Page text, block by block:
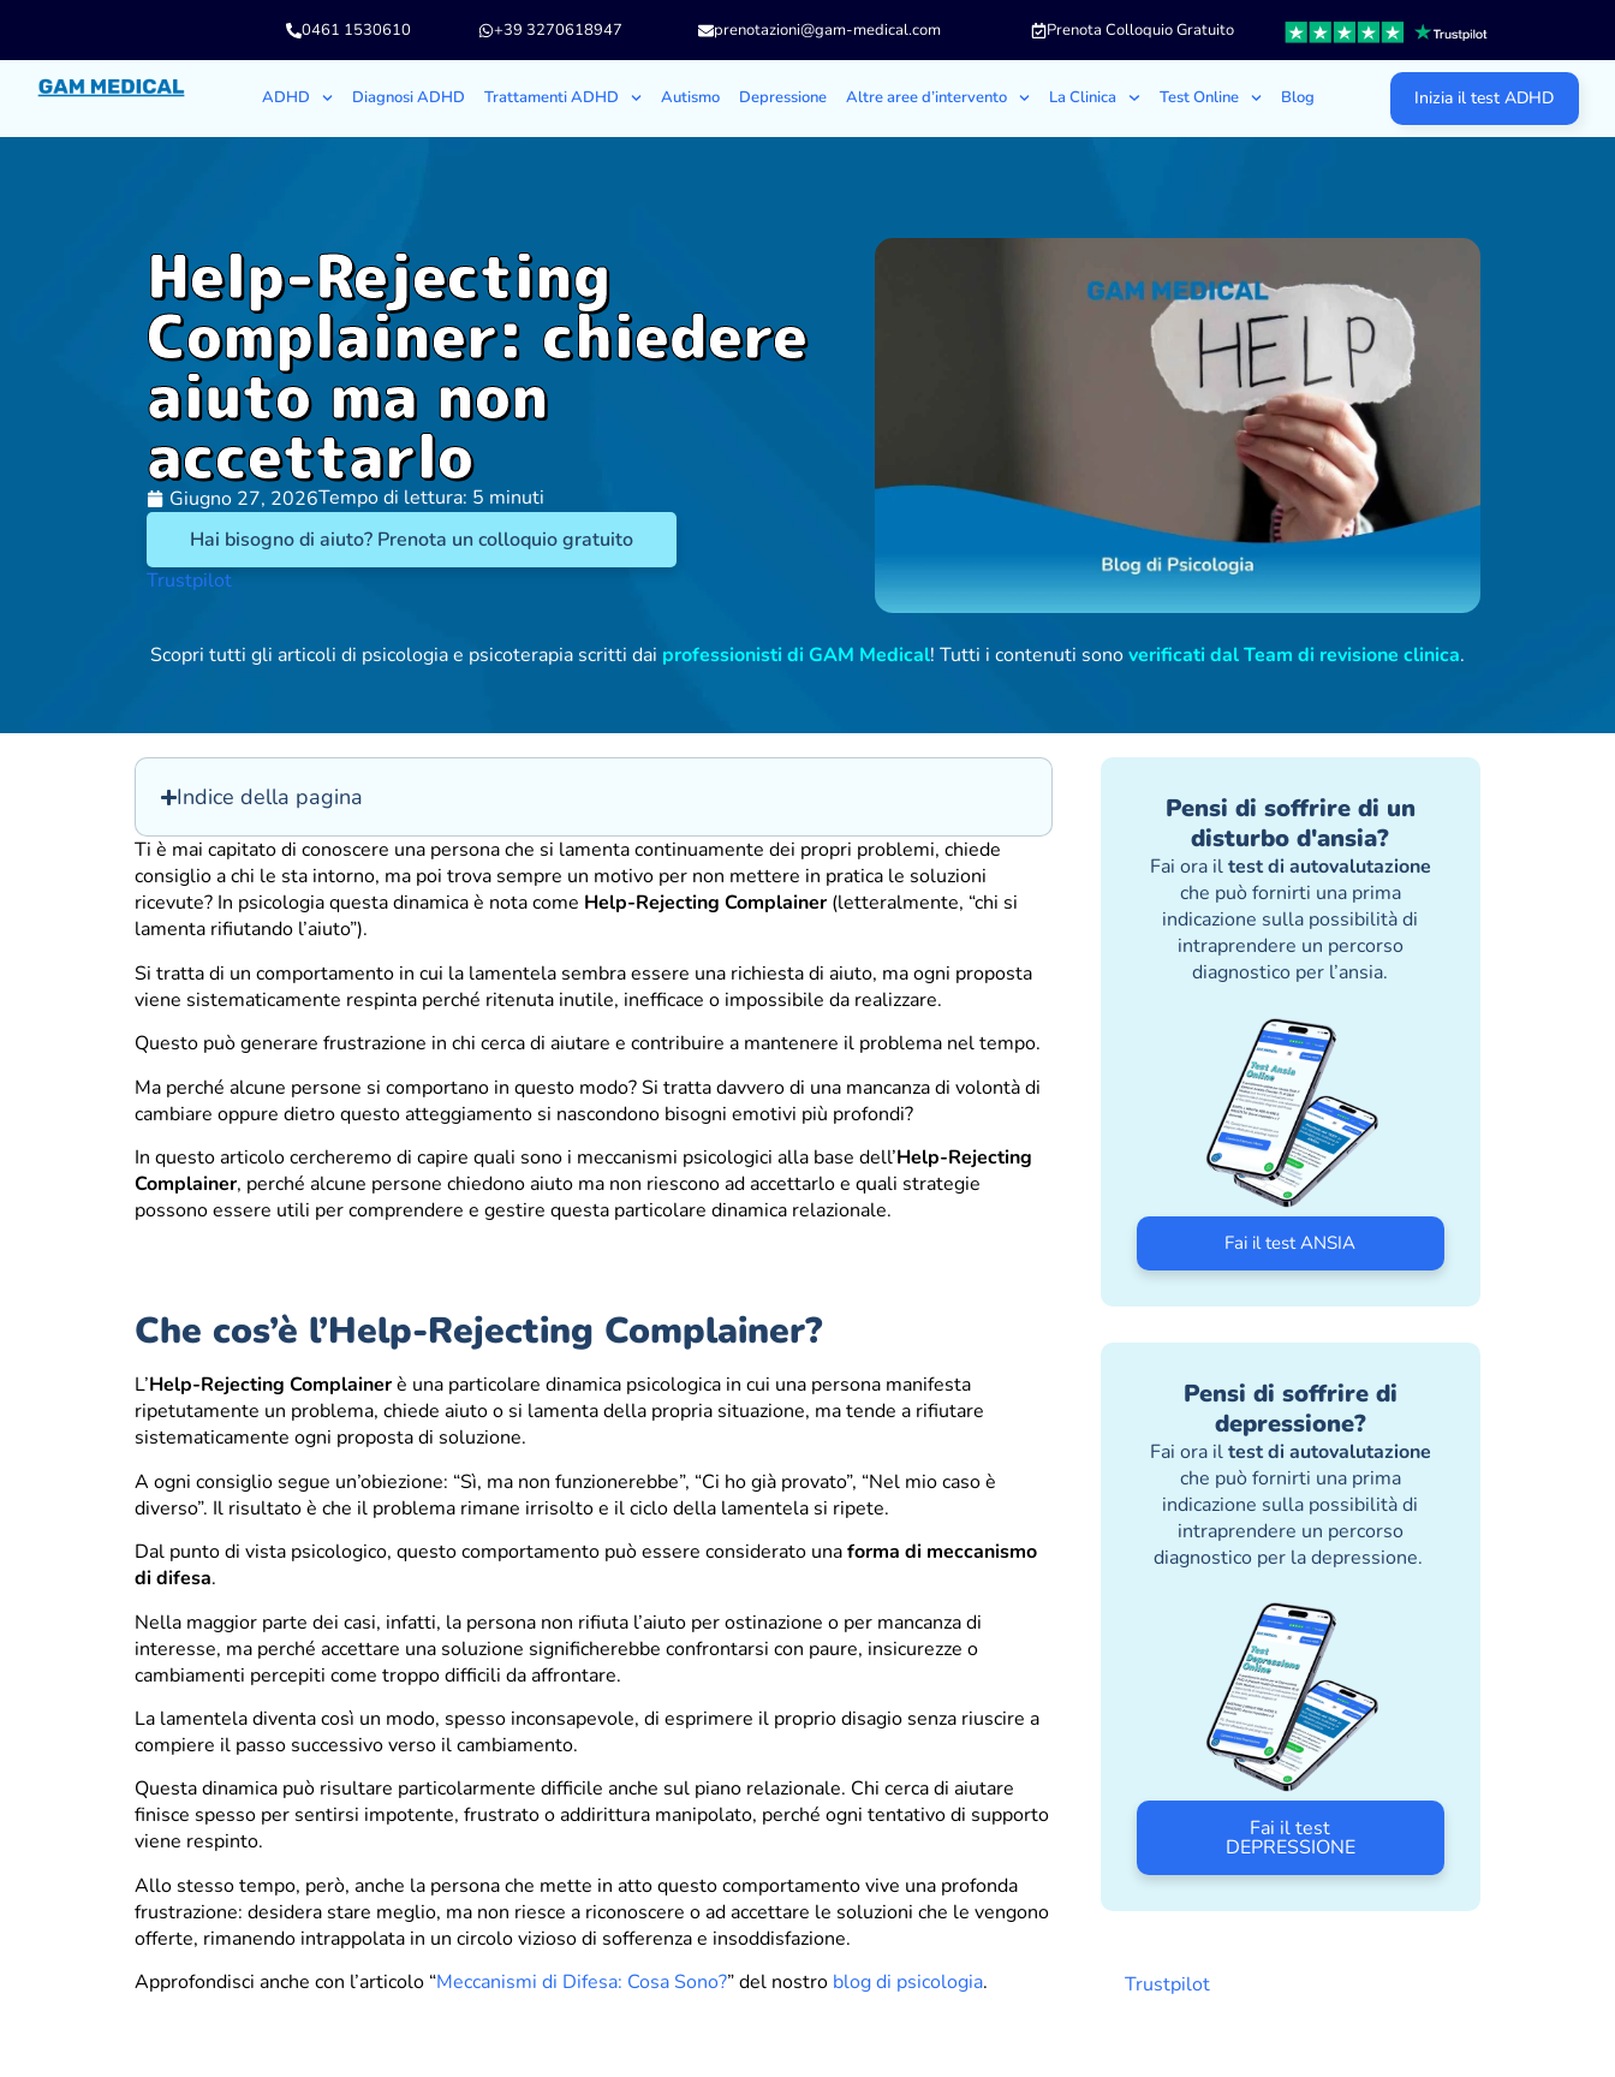
0461 1530610 +39 3270618947 prenotazioni@gam-medical.com Prenota Colloquio Gratuito
ADHD Diagnosi ADHD Trattamenti ADHD Autismo Depressione Altre aree d’intervento La Clinica Test Online Blog Inizia il test ADHD
Help-Rejecting
Complainer: chiedere
aiuto ma non
accettarlo
Giugno 27, 2026Tempo di lettura: 5 minuti
Hai bisogno di aiuto? Prenota un colloquio gratuito
Trustpilot
Scopri tutti gli articoli di psicologia e psicoterapia scritti dai professionisti di GAM Medical! Tutti i contenuti sonoverificati dal Team di revisione clinica.
Indice della pagina
Ti è mai capitato di conoscere una persona che si lamenta continuamente dei propri problemi, chiede
consiglio a chi le sta intorno, ma poi trova sempre un motivo per non mettere in pratica le soluzioni
ricevute? In psicologia questa dinamica è nota come Help-Rejecting Complainer(letteralmente, “chi si
lamenta rifiutando l’aiuto”).
Si tratta di un comportamento in cui la lamentela sembra essere una richiesta di aiuto, ma ogni proposta
viene sistematicamente respinta perché ritenuta inutile, inefficace o impossibile da realizzare.
Questo può generare frustrazione in chi cerca di aiutare e contribuire a mantenere il problema nel tempo.
Ma perché alcune persone si comportano in questo modo? Si tratta davvero di una mancanza di volontà di
cambiare oppure dietro questo atteggiamento si nascondono bisogni emotivi più profondi?
In questo articolo cercheremo di capire quali sono i meccanismi psicologici alla base dell’Help-Rejecting
Complainer, perché alcune persone chiedono aiuto ma non riescono ad accettarlo e quali strategie
possono essere utili per comprendere e gestire questa particolare dinamica relazionale.
Che cos’è l’Help-Rejecting Complainer?
L’Help-Rejecting Complainerè una particolare dinamica psicologica in cui una persona manifesta
ripetutamente un problema, chiede aiuto o si lamenta della propria situazione, ma tende a rifiutare
sistematicamente ogni proposta di soluzione.
A ogni consiglio segue un’obiezione: “Sì, ma non funzionerebbe”, “Ci ho già provato”, “Nel mio caso è
diverso”. Il risultato è che il problema rimane irrisolto e il ciclo della lamentela si ripete.
Dal punto di vista psicologico, questo comportamento può essere considerato unaforma di meccanismo
di difesa.
Nella maggior parte dei casi, infatti, la persona non rifiuta l’aiuto per ostinazione o per mancanza di
interesse, ma perché accettare una soluzione significherebbe confrontarsi con paure, insicurezze o
cambiamenti percepiti come troppo difficili da affrontare.
La lamentela diventa così un modo, spesso inconsapevole, di esprimere il proprio disagio senza riuscire a
compiere il passo successivo verso il cambiamento.
Questa dinamica può risultare particolarmente difficile anche sul piano relazionale. Chi cerca di aiutare
finisce spesso per sentirsi impotente, frustrato o addirittura manipolato, perché ogni tentativo di supporto
viene respinto.
Allo stesso tempo, però, anche la persona che mette in atto questo comportamento vive una profonda
frustrazione: desidera stare meglio, ma non riesce a riconoscere o ad accettare le soluzioni che le vengono
offerte, rimanendo intrappolata in un circolo vizioso di sofferenza e insoddisfazione.
Approfondisci anche con l’articolo “Meccanismi di Difesa: Cosa Sono?” del nostro blog di psicologia.
Pensi di soffrire di un
disturbo d'ansia?
Fai ora iltest di autovalutazione
che può fornirti una prima
indicazione sulla possibilità di
intraprendere un percorso
diagnostico per l’ansia.
Fai il test ANSIA
Pensi di soffrire di
depressione?
Fai ora iltest di autovalutazione
che può fornirti una prima
indicazione sulla possibilità di
intraprendere un percorso
diagnostico per la depressione.
Fai il test
DEPRESSIONE
Trustpilot